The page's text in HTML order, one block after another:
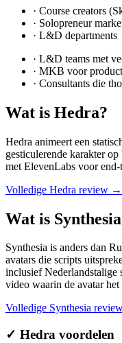
· Course creators
· Solopreneur
· L&D departments
· L&D teams met
· MKB voor
· Consultants die
Wat is Hedra?
Hedra animeert een
gesticulerende karakter
met ElevenLabs voor
Volledige Hedra review →
Wat is Synthesia
Synthesia is anders dan
avatars die scripts
inclusief Nederlandstalige
video waarin de avatar
Volledige Synthesia
✓ Hedra voordelen